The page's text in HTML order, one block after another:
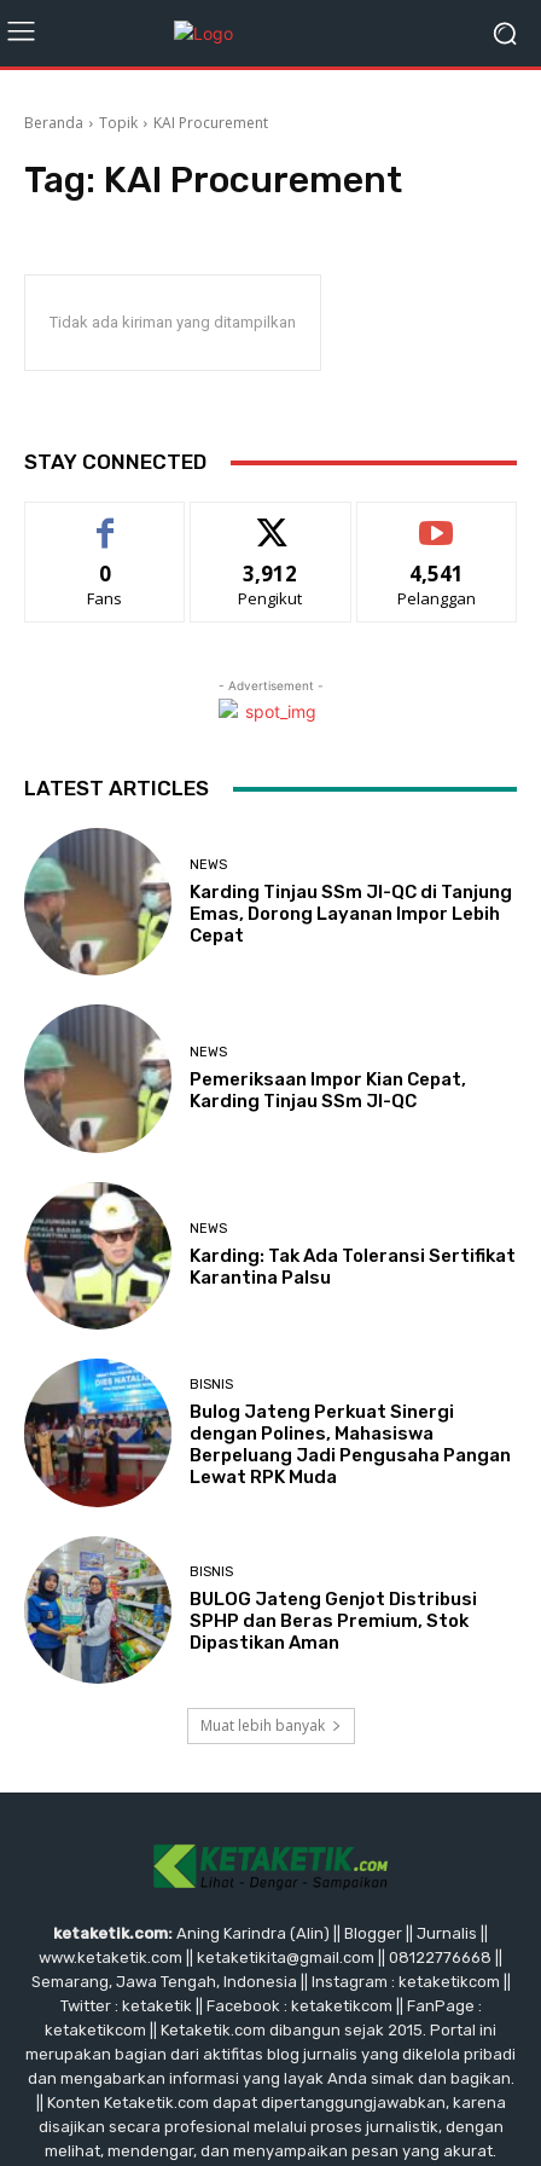
Beranda Topik KAI Procurement
Tag: KAI Procurement
Tidak ada kiriman yang ditampilkan
STAY CONNECTED
0
Fans
3,912
Pengikut
4,541
Pelanggan
- Advertisement -
LATEST ARTICLES
NEWS
Karding Tinjau SSm JI-QC di Tanjung
Emas, Dorong Layanan Impor Lebih
Cepat
NEWS
Pemeriksaan Impor Kian Cepat,
Karding Tinjau SSm JI-QC
NEWS
Karding: Tak Ada Toleransi Sertifikat
Karantina Palsu
BISNIS
Bulog Jateng Perkuat Sinergi
dengan Polines, Mahasiswa
Berpeluang Jadi Pengusaha Pangan
Lewat RPK Muda
BISNIS
BULOG Jateng Genjot Distribusi
SPHP dan Beras Premium, Stok
Dipastikan Aman
Muat lebih banyak
ketaketik.com: Aning Karindra (Alin) || Blogger || Jurnalis ||
www.ketaketik.com || ketaketikita@gmail.com || 08122776668 ||
Semarang, Jawa Tengah, Indonesia || Instagram : ketaketikcom ||
Twitter : ketaketik || Facebook : ketaketikcom || FanPage :
ketaketikcom || Ketaketik.com dibangun sejak 2015. Portal ini
merupakan bagian dari aktifitas blog jurnalis yang dikelola pribadi
dan mengabarkan informasi yang layak Anda simak dan bagikan.
|| Konten Ketaketik.com dapat dipertanggungjawabkan, karena
disajikan secara profesional melalui proses jurnalistik, dengan
melihat, mendengar, dan menyampaikan pesan yang akurat.